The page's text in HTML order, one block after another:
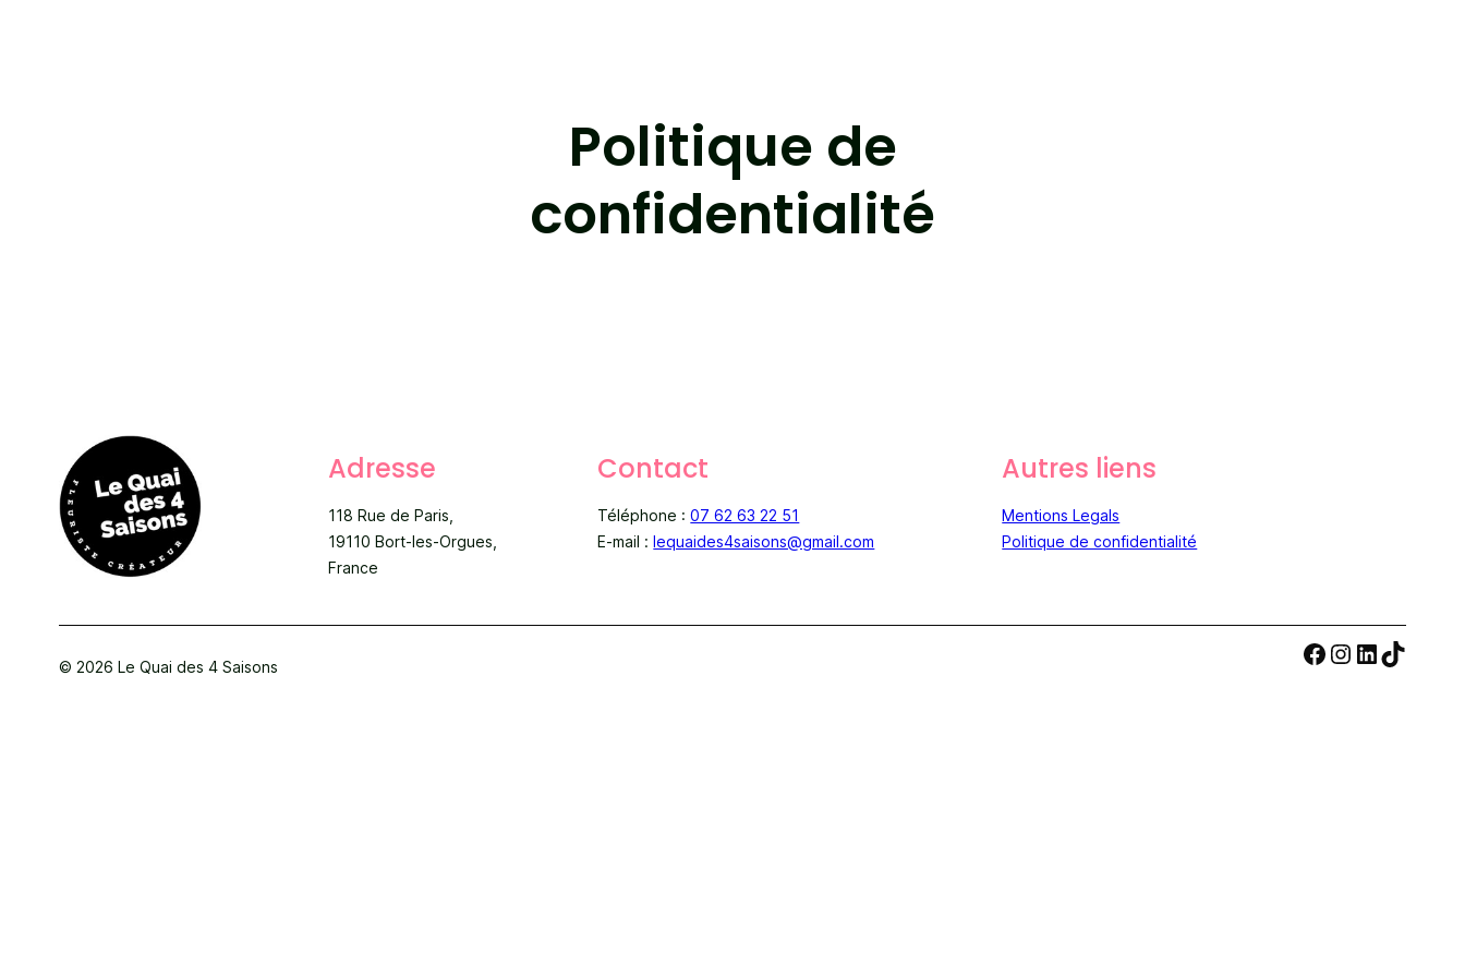
Politique de
confidentialité
Adresse
118 Rue de Paris,
19110 Bort-les-Orgues,
France
Contact
Téléphone :07 62 63 22 51
E-mail :lequaides4saisons@gmail.com
Autres liens
Mentions Legals
Politique de confidentialité
© 2026 Le Quai des 4 Saisons Facebook
Instagram
LinkedIn
TikTok